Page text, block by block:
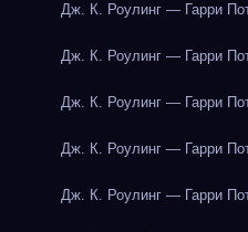
Дж. К. Роулинг — Гарри
Дж. К. Роулинг — Гарри
Дж. К. Роулинг — Гарри
Дж. К. Роулинг — Гарри
Дж. К. Роулинг — Гарри